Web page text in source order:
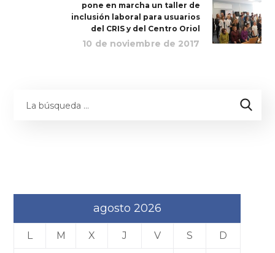
pone en marcha un taller de
inclusión laboral para usuarios
del CRIS y del Centro Oriol
10 de noviembre de 2017
agosto 2026
L M X J V S D